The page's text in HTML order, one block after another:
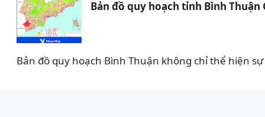
Bản đồ quy hoạch tỉnh Bình Thuận
Bản đồ quy hoạch Bình Thuận không chỉ thể hiện